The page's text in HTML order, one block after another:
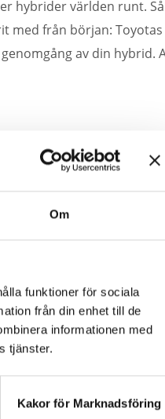
Om
funktioner för sociala
från din enhet till de
informationen med
tjänster.
Kakor för Marknadsföring
hybrider världen runt. Så
med från början: Toyotas
av din hybrid.
lika avancerad service.
känna dig trygg med din
Priset för att serva en
unika verktyg och
mäter och analyserar